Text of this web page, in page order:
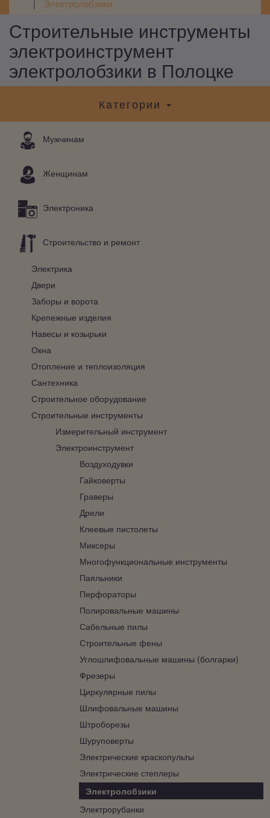
Электролобзики
Строительные инструменты
электроинструмент
электролобзики в Полоцке
Категории
Мужчинам
Женщинам
Электроника
Строительство и ремонт
Электрика
Двери
Заборы и ворота
Крепежные изделия
Навесы и козырьки
Окна
Отопление и теплоизоляция
Сантехника
Строительное оборудование
Строительные инструменты
Измерительный инструмент
Электроинструмент
Воздуходувки
Гайковерты
Граверы
Дрели
Клеевые пистолеты
Миксеры
Многофункциональные инструменты
Паяльники
Перфораторы
Полировальные машины
Сабельные пилы
Строительные фены
Углошлифовальные машины (болгарки)
Фрезеры
Циркулярные пилы
Шлифовальные машины
Штроборезы
Шуруповерты
Электрические краскопульты
Электрические степлеры
Электролобзики
Электрорубанки